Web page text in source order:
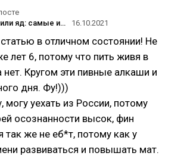
Лекарство или яд: самые интересные исследования про алкоголь
16.10.2021
в отличном состоянии! Не
лет 6, потому что пить живя в
Кругом эти пивные алкаши и
дня. Фу!)))
могу уехать из России, потому
осознанности высок, фин
же не еб*т, потому как у
развиваться и повышать мат.